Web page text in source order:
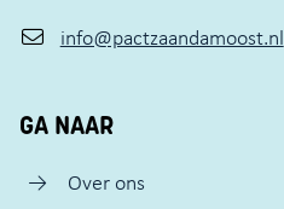
info@pactzaandamoost.nl
GA NAAR
Over ons